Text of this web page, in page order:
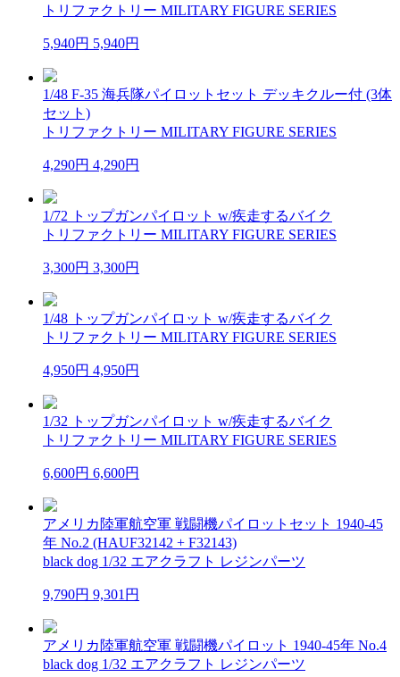
トリファクトリー MILITARY FIGURE SERIES
5,940円 5,940円
1/48 F-35 海兵隊パイロットセット デッキクルー付 (3体
セット)
トリファクトリー MILITARY FIGURE SERIES
4,290円 4,290円
1/72 トップガンパイロット w/疾走するバイク
トリファクトリー MILITARY FIGURE SERIES
3,300円 3,300円
1/48 トップガンパイロット w/疾走するバイク
トリファクトリー MILITARY FIGURE SERIES
4,950円 4,950円
1/32 トップガンパイロット w/疾走するバイク
トリファクトリー MILITARY FIGURE SERIES
6,600円 6,600円
アメリカ陸軍航空軍 戦闘機パイロットセット 1940-45
年 No.2 (HAUF32142 + F32143)
black dog 1/32 エアクラフト レジンパーツ
9,790円 9,301円
アメリカ陸軍航空軍 戦闘機パイロット 1940-45年 No.4
black dog 1/32 エアクラフト レジンパーツ